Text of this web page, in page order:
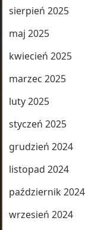
sierpień 2025
maj 2025
kwiecień 2025
marzec 2025
luty 2025
styczeń 2025
grudzień 2024
listopad 2024
październik 2024
wrzesień 2024